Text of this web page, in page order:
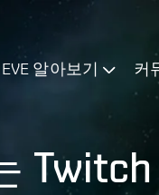
EVE 알아보기 커